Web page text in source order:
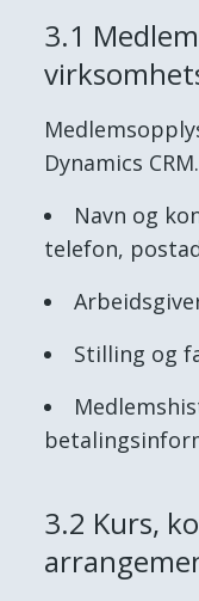
3.1
Dynamics
Navn og
telefon,
Stilling og
3.2 Kurs,